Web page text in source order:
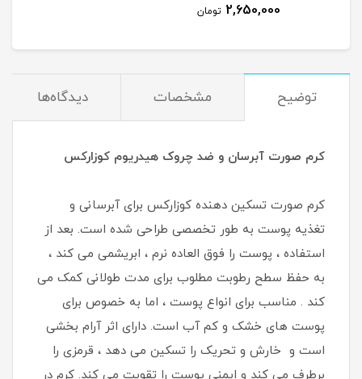
2,650,000 تومان
توضیح مشخصات دیدگاه‌ها
کرم صورت آبرسان و ضد چروک هیدریوم کوزارکس
کرم صورت تسکین دهنده کوزارکس برای آبرسانی و
تغذیه پوست به طور تخصصی طراحی شده است. بعد از
استفاده ، پوست را فوق العاده نرم ، ابریشمی می کند ،
به حفظ سطح رطوبت مطلوب برای مدت طولانی کمک می
کند . مناسب برای انواع پوست ، اما به خصوص برای
پوست های خشک و کم آب است. دارای اثر آرام بخشی
است و خارش و تحریک را تسکین می دهد ، قرمزی را
برطرف می کند و ایمنی پوست را تقویت می کند. کرم در